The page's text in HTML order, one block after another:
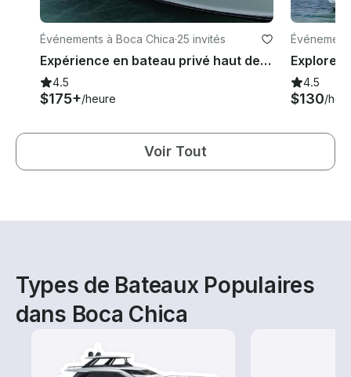
Événements à Boca Chica·25 invités
Expérience en bateau privé haut de gamme à Boca Chica à bord d'un yacht Halvorsen de 56 pieds
4.5
$175+/heure
4.5
$130/
Voir Tout
Types de Bateaux Populaires
dans Boca Chica